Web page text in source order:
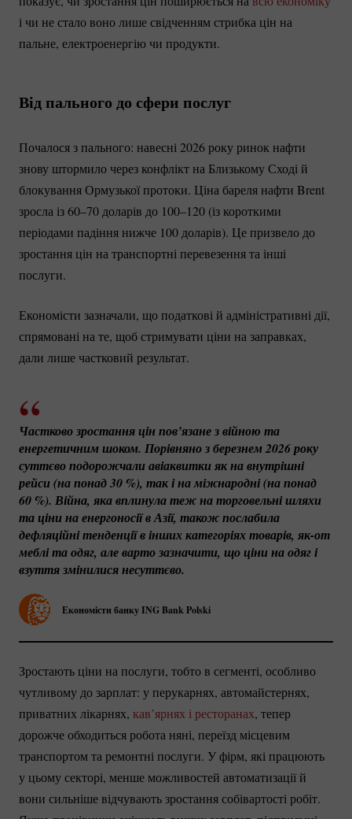
і чи не стало воно лише свідченням стрибка цін на
пальне, електроенергію чи продукти.
Від пального до сфери послуг
Почалося з пального: навесні 2026 року ринок нафти
знову штормило через конфлікт на Близькому Сході й
блокування Ормузької протоки. Ціна бареля нафти Brent
зросла із 60–70 доларів до 100–120 (із короткими
періодами падіння нижче 100 доларів). Це призвело до
зростання цін на транспортні перевезення та інші
послуги.
Економісти зазначали, що податкові й адміністративні дії,
спрямовані на те, щоб стримувати ціни на заправках,
дали лише частковий результат.
Економісти банку ING Bank Polski
Частково зростання цін пов’язане з війною та
енергетичним шоком. Порівняно з березнем 2026 року
суттєво подорожчали авіаквитки як на внутрішні
рейси (на понад 30 %
60 %). Війна, яка вплинула теж на торговельні шляхи
та ціни на енергоносії в Азії, також послабила
дефляційні тенденції в інших категоріях товарів, як-от
меблі та одяг, але варто зазначити, що ціни на одяг і
взуття змінилися несуттєво.
Зростають ціни на послуги, тобто в сегменті, особливо
чутливому до зарплат: у перукарнях, автомайстернях,
приватних лікарнях, кав’ярнях і ресторанах, тепер
дорожче обходиться робота няні, переїзд місцевим
транспортом та ремонтні послуги. У фірм, які працюють
у цьому секторі, менше можливостей автоматизації й
вони сильніше відчувають зростання собівартості робіт.